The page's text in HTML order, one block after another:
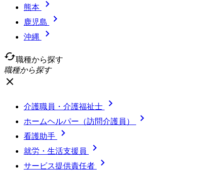
熊本 
鹿児島 
沖縄

cached職種から探す
職種から探す
close
介護職員・介護福祉士 
ホームヘルパー（訪問介護員） 
看護助手 
就労・生活支援員 
サービス提供責任者 